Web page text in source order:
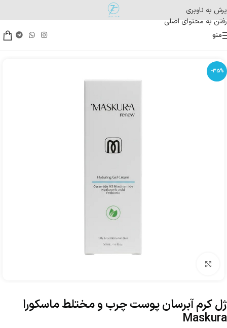
پرش به ناوبری
رفتن به محتوای اصلی
منو
-35%
ژل کرم آبرسان پوست چرب و مختلط ماسکورا
Maskura